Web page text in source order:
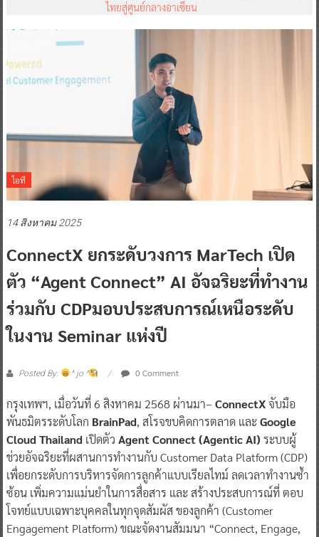
ไทยสู่ศูนย์กลางอาเซียน
ไอที
14 สิงหาคม 2025
ConnectX ยกระดับวงการ MarTech เปิด
ตัว “Agent Connect” AI อัจฉริยะที่ทำงาน
ร่วมกับ CDPมอบประสบการณ์เหนือระดับ
ในงาน Seminar แห่งปี
Posted By: ^ jo ^ 0 Comment
กรุงเทพฯ, เมื่อวันที่ 6 สิงหาคม 2568 ผ่านมา– ConnectXจับมือ
พันธมิตรระดับโลก BrainPad, สโรจขบคิดการตลาด และGoogle
Cloud Thailand เปิดตัว Agent Connect (Agentic AI) ระบบผู้
ช่วยอัจฉริยะที่ผสานการทำงานกับ Customer Data Platform (CDP)
เพื่อยกระดับการบริหารจัดการลูกค้าแบบเรียลไทม์ ลดเวลาทำงานซ้ำ
ซ้อน เพิ่มความแม่นยำในการสื่อสาร และ สร้างประสบการณ์ที่ ตอบ
โจทย์แบบเฉพาะบุคคลในทุกจุดสัมผัส ของลูกค้า (Customer
Engagement Platform) ขณะจัดงานสัมมนา “Connect, Engage,